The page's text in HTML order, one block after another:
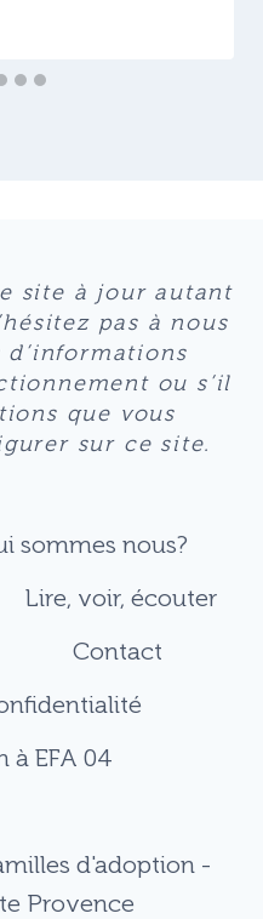
site à jour autant
pas à nous
ou s’il
que vous
sur ce site.
sommes nous?
Lire, voir, écouter
Contact
à EFA 04
d'adoption -
Provence